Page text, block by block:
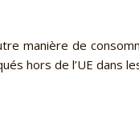
manière de
hors de l’UE dans